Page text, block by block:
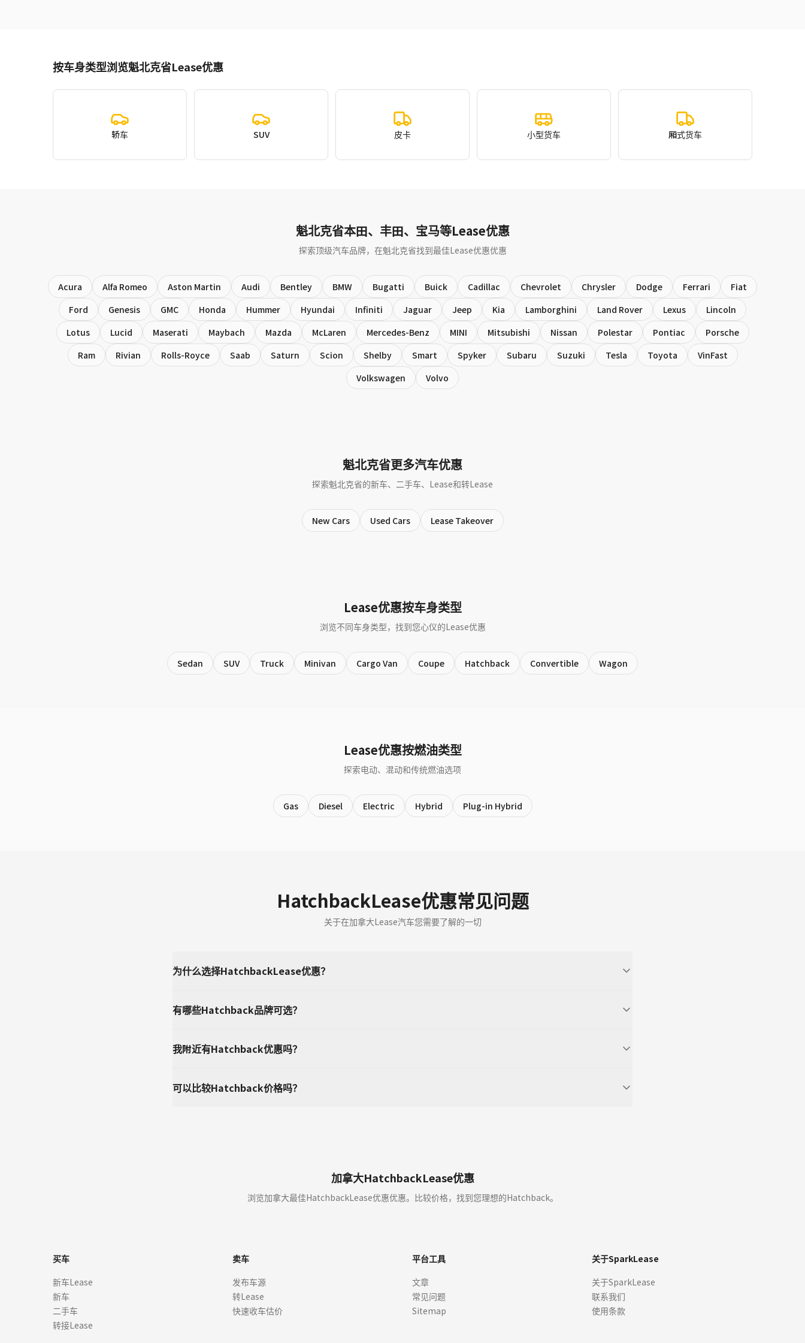
按车身类型浏览魁北克省Lease优惠
轿车 SUV 皮卡 小型货车 厢式货车
魁北克省本田、丰田、宝马等Lease优惠
探索顶级汽车品牌，在魁北克省找到最佳Lease优惠优惠
Acura Alfa Romeo Aston Martin Audi Bentley BMW Bugatti Buick Cadillac Chevrolet Chrysler Dodge Ferrari
Fiat
Ford
Genesis GMC Honda Hummer Hyundai Infiniti Jaguar Jeep Kia Lamborghini Land Rover Lexus
Lincoln
Lotus
Lucid Maserati Maybach Mazda McLaren Mercedes-Benz MINI Mitsubishi Nissan Polestar Pontiac
Porsche
Ram
Rivian Rolls-Royce Saab Saturn Scion Shelby Smart Spyker Subaru Suzuki Tesla Toyota
VinFast
Volkswagen
Volvo
魁北克省更多汽车优惠
探索魁北克省的新车、二手车、Lease和转Lease
New Cars Used Cars Lease Takeover
Lease优惠按车身类型
浏览不同车身类型，找到您心仪的Lease优惠
Sedan SUV Truck Minivan Cargo Van Coupe Hatchback Convertible Wagon
Lease优惠按燃油类型
探索电动、混动和传统燃油选项
Gas Diesel Electric Hybrid Plug-in Hybrid
HatchbackLease优惠常见问题
关于在加拿大Lease汽车您需要了解的一切
为什么选择HatchbackLease优惠？
有哪些Hatchback品牌可选？
我附近有Hatchback优惠吗？
可以比较Hatchback价格吗？
加拿大HatchbackLease优惠
浏览加拿大最佳HatchbackLease优惠优惠。比较价格，找到您理想的Hatchback。
买车
新车Lease
新车
二手车
转接Lease
卖车
发布车源
转Lease
快速收车估价
平台工具
文章
常见问题
Sitemap
关于SparkLease
关于SparkLease
联系我们
使用条款